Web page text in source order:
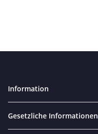
Information
Gesetzliche Informationen